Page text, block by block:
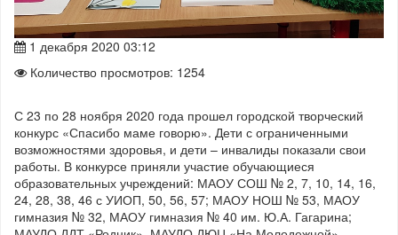
1 декабря 2020 03:12
Количество просмотров: 1254
С 23 по 28 ноября 2020 года прошел городской творческий
конкурс «Спасибо маме говорю». Дети с ограниченными
возможностями здоровья, и дети – инвалиды показали свои
работы. В конкурсе приняли участие обучающиеся
образовательных учреждений: МАОУ СОШ № 2, 7, 10, 14, 16,
24, 28, 38, 46 с УИОП, 50, 56, 57; МАОУ НОШ № 53, МАОУ
гимназия № 32, МАОУ гимназия № 40 им. Ю.А. Гагарина;